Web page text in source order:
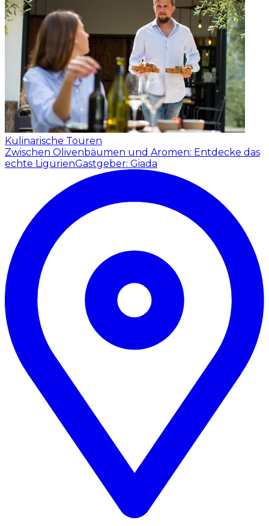
Kulinarische Touren
Zwischen Olivenbäumen und Aromen: Entdecke das
echte LigurienGastgeber: Giada